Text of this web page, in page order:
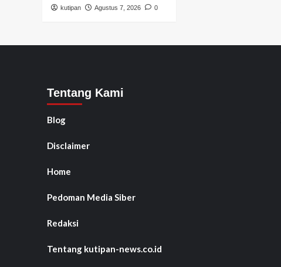
kutipan Agustus 7, 2026 0
Tentang Kami
Blog
Disclaimer
Home
Pedoman Media Siber
Redaksi
Tentang kutipan-news.co.id